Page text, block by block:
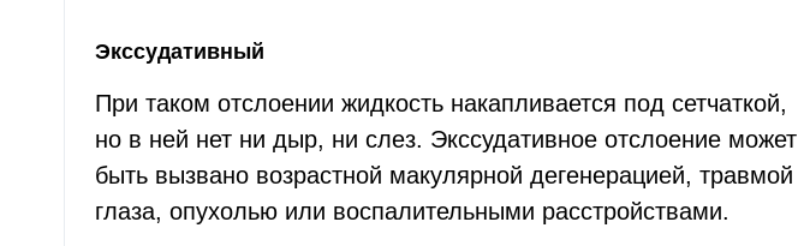
Экссудативный
При таком отслоении жидкость накапливается под сетчаткой,
но в ней нет ни дыр, ни слез. Экссудативное отслоение может
быть вызвано возрастной макулярной дегенерацией, травмой
глаза, опухолью или воспалительными расстройствами.